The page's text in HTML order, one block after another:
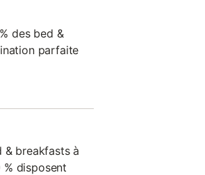
des bed &
parfaite
& breakfasts à
disposent